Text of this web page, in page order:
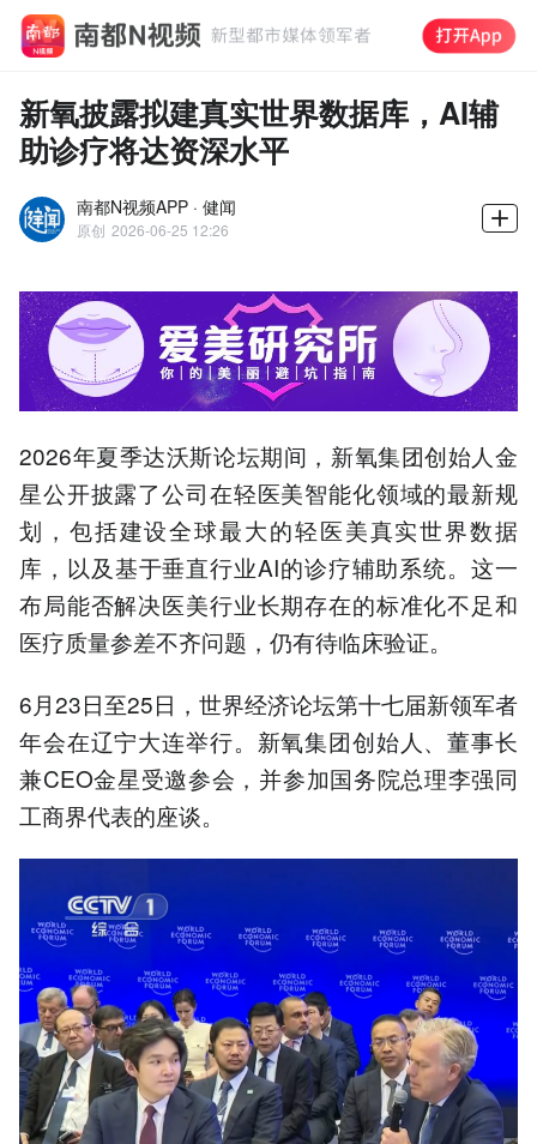
新氧披露拟建真实世界数据库，AI辅
助诊疗将达资深水平
南都N视频APP · 健闻
原创 2026-06-25 12:26
2026年夏季达沃斯论坛期间，新氧集团创始人金
星公开披露了公司在轻医美智能化领域的最新规
划，包括建设全球最大的轻医美真实世界数据
库，以及基于垂直行业AI的诊疗辅助系统。这一
布局能否解决医美行业长期存在的标准化不足和
医疗质量参差不齐问题，仍有待临床验证。
6月23日至25日，世界经济论坛第十七届新领军者
年会在辽宁大连举行。新氧集团创始人、董事长
兼CEO金星受邀参会，并参加国务院总理李强同
工商界代表的座谈。